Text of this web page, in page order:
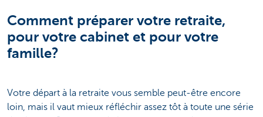
Comment préparer votre retraite,
pour votre cabinet et pour votre
famille?
Votre départ à la retraite vous semble peut-être encore
loin, mais il vaut mieux réfléchir assez tôt à toute une série